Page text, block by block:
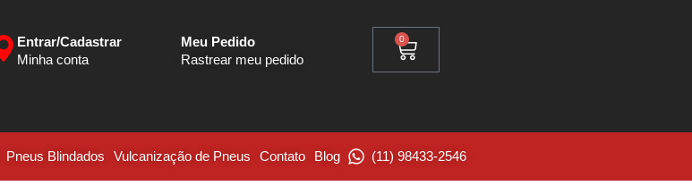
Entrar/Cadastrar
Minha conta
Meu Pedido
Rastrear meu pedido
0
Pneus Blindados Vulcanização de Pneus Contato Blog (11) 98433-2546